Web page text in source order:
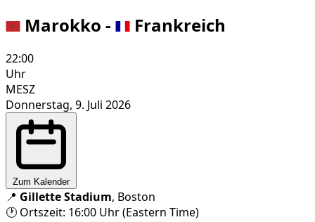
Marokko - Frankreich
22:00
Uhr
MESZ
Donnerstag, 9. Juli 2026
Zum Kalender
📍 Gillette Stadium, Boston
🕐 Ortszeit: 16:00 Uhr (Eastern Time)